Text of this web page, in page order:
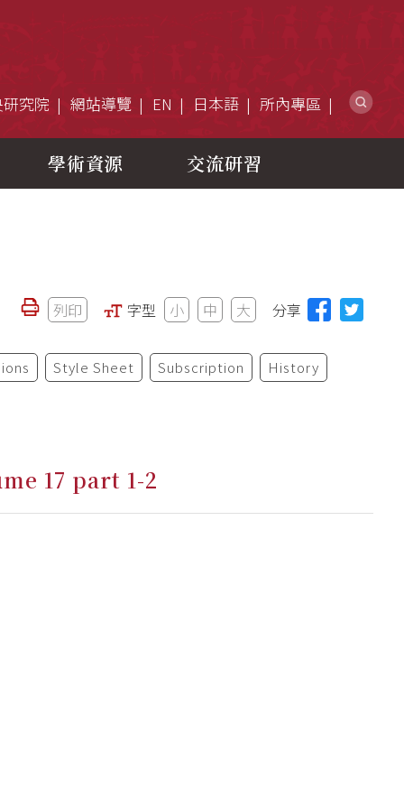
究院 網站導覽 EN 日本語 所內專區
學術資源 交流研習
列印 字型 小 中 大 分享
Style Sheet Subscription History
17 part 1-2